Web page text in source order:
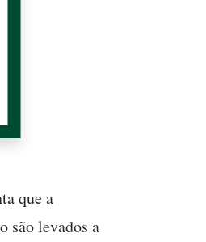
que a
são levados a